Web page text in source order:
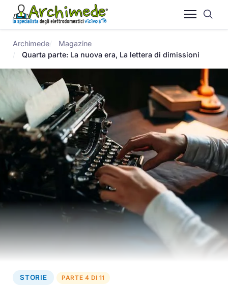
Archimede
Magazine
Quarta parte: La nuova era, La lettera di dimissioni
STORIE PARTE 4 DI 11